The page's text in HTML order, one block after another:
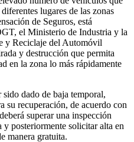
lugares de las zonas
de Seguros, está
el Ministerio de Industria y la
y Reciclaje del Automóvil
y destrucción que permita
en la zona lo más rápidamente
sido dado de baja temporal,
su recuperación, de acuerdo con
superar una inspección
posteriormente solicitar alta en
manera gratuita.